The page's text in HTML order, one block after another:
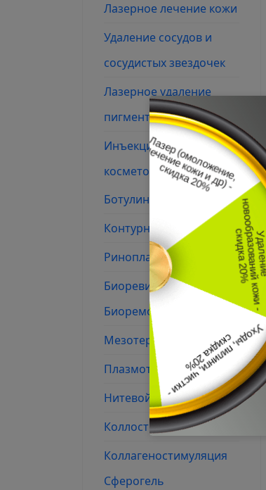
Лазерное лечение кожи
Удаление сосудов и
сосудистых звездочек
Лазерное удаление
пигментации
Инъекционная
косметология
Ботулинотерапия
Контурная пластика
Ринопластика
Биоревитализация /
Биоремоделирование
Мезотерапия
Плазмотерапия
Нитевой лифтинг
Коллостотерапия
Коллагеностимуляция
Сферогель